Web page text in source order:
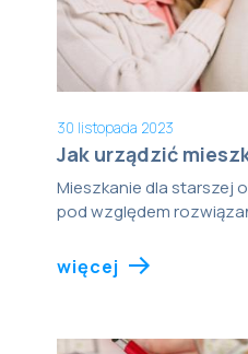
30 listopada 2023
Jak urządzić
Mieszkanie dla starszej
pod względem
więcej